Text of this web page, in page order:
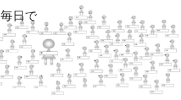
日で